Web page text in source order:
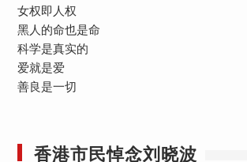
女权即人权
黑人的命也是命
科学是真实的
爱就是爱
善良是一切
香港市民悼念刘晓波